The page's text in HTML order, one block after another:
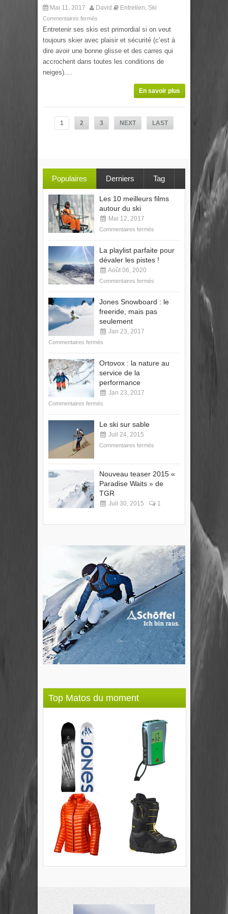
Mai 11, 2017 David Entretien Ski
Commentaires fermés
Entretenir ses skis est primordial si on veut
toujours skier avec plaisir et sécurité (c’est à
dire avoir une bonne glisse et des carres qui
accrochent dans toutes les conditions de
neiges)....
En savoir plus
1 2 3 NEXT LAST
Populaires Derniers Tag
Les 10 meilleurs films
autour du ski
Mai 12, 2017
Commentaires fermés
La playlist parfaite pour
dévaler les pistes !
Août 06, 2020
Commentaires fermés
Jones Snowboard : le
freeride, mais pas
seulement
Jan 23, 2017
Commentaires fermés
Ortovox : la nature au
service de la
performance
Jan 23, 2017
Commentaires fermés
Le ski sur sable
Juil 24, 2015
Commentaires fermés
Nouveau teaser 2015 «
Paradise Waits » de
TGR
Juil 30, 2015 1
Top Matos du moment